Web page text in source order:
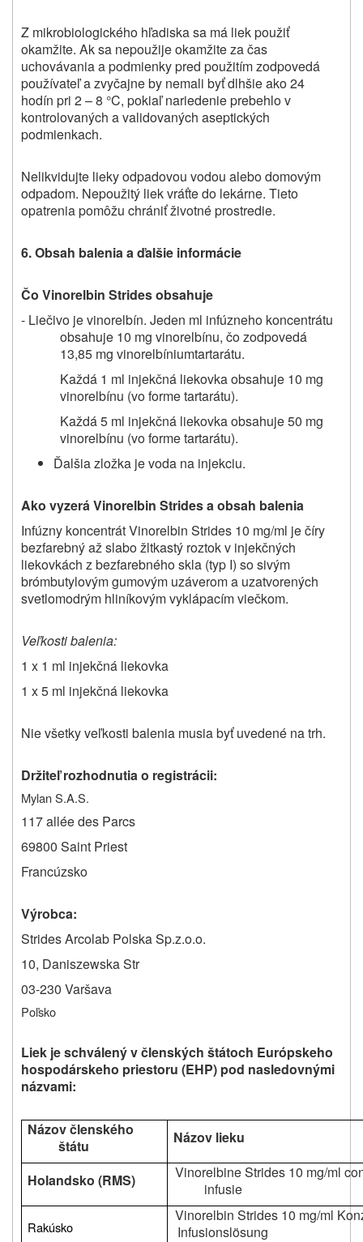
Z mikrobiologického hľadiska sa má liek použiť
okamžite. Ak sa nepoužije okamžite za čas
uchovávania a podmienky pred použitím zodpovedá
používateľ a zvyčajne by nemali byť dlhšie ako 24
hodín pri 2 – 8 °C, pokiaľ nariedenie prebehlo v
kontrolovaných a validovaných aseptických
podmienkach.
Nelikvidujte lieky odpadovou vodou alebo domovým
odpadom. Nepoužitý liek vráťte do lekárne. Tieto
opatrenia pomôžu chrániť životné prostredie.
6. Obsah balenia a ďalšie informácie
Čo Vinorelbin Strides obsahuje
- Liečivo je vinorelbín. Jeden ml infúzneho koncentrátu
obsahuje 10 mg vinorelbínu, čo zodpovedá
13,85 mg vinorelbíniumtartarátu.
Každá 1 ml injekčná liekovka obsahuje 10 mg
vinorelbínu (vo forme tartarátu).
Každá 5 ml injekčná liekovka obsahuje 50 mg
vinorelbínu (vo forme tartarátu).
Ďalšia zložka je voda na injekciu.
Ako vyzerá Vinorelbin Strides a obsah balenia
Infúzny koncentrát Vinorelbin Strides 10 mg/ml je číry
bezfarebný až slabo žltkastý roztok v injekčných
liekovkách z bezfarebného skla (typ I) so sivým
brómbutylovým gumovým uzáverom a uzatvorených
svetlomodrým hliníkovým vyklápacím viečkom.
Veľkosti balenia:
1 x 1 ml injekčná liekovka
1 x 5 ml injekčná liekovka
Nie všetky veľkosti balenia musia byť uvedené na trh.
Držiteľ rozhodnutia o registrácii:
Mylan S.A.S.
117 allée des Parcs
69800 Saint Priest
Francúzsko
Výrobca:
Strides Arcolab Polska Sp.z.o.o.
10, Daniszewska Str
03-230 Varšava
Poľsko
Liek je schválený v členských štátoch Európskeho
hospodárskeho priestoru (EHP) pod nasledovnými
názvami:
Názov členského
štátu
Názov lieku
Holandsko (RMS)
Vinorelbine Strides 10 mg/ml
infusie
Rakúsko
Vinorelbin Strides 10 mg/ml
Infusionslösung